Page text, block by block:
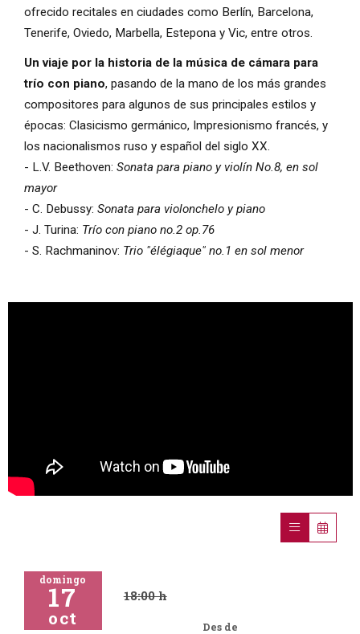
ofrecido recitales en ciudades como Berlín, Barcelona,
Tenerife, Oviedo, Marbella, Estepona y Vic, entre otros.
Un viaje por la historia de la música de cámara para
trío con piano, pasando de la mano de los más grandes
compositores para algunos de sus principales estilos y
épocas: Clasicismo germánico, Impresionismo francés, y
los nacionalismos ruso y español del siglo XX.
- L.V. Beethoven: Sonata para piano y violín No.8, en sol
mayor
- C. Debussy: Sonata para violonchelo y piano
- J. Turina: Trío con piano no.2 op.76
- S. Rachmaninov: Trio "élégiaque" no.1 en sol menor
domingo
17
oct
18:00 h
Des de